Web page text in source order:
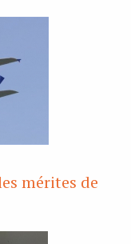
mérites de